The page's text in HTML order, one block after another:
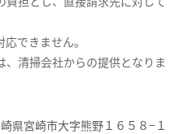
できません。
、清掃会社からの提供となりま
県宮崎市大字熊野１６５８−１